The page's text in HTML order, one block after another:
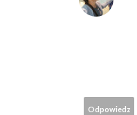
Odpowiedz